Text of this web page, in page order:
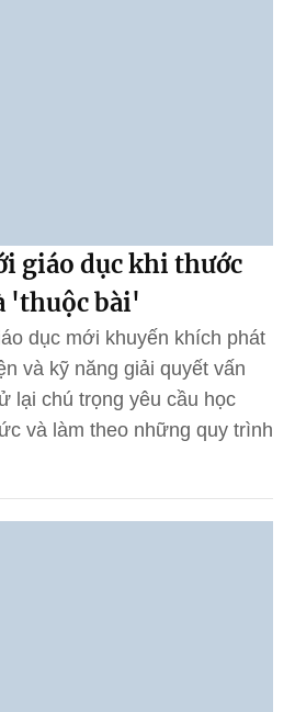
giáo dục khi thước
'thuộc bài'
dục mới khuyến khích phát
và kỹ năng giải quyết vấn
lại chú trọng yêu cầu học
và làm theo những quy trình